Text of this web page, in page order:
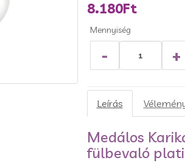
8.180Ft
Mennyiség
- +
Leírás
Medálos
fülbevaló